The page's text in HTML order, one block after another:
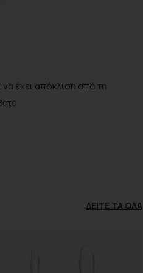
να έχει απόκλιση από τη
ΔΕΊΤΕ ΤΑ ΌΛΑ